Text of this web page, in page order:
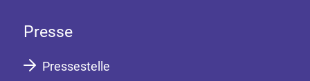
Presse
Pressestelle